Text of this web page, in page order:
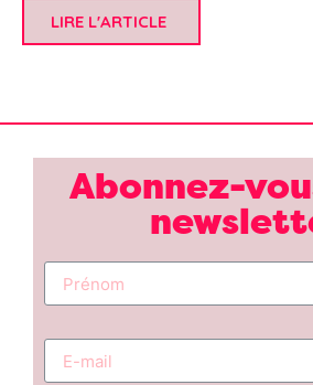
LIRE L'ARTICLE
Abonnez-